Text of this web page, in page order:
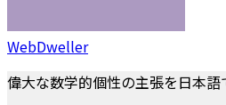
WebDweller
偉大な数学的個性の主張を日本語